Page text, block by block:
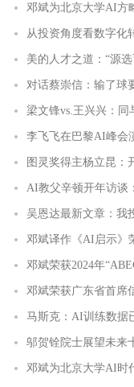
邓斌为北京大学AI方
从投资角度看数字化
美的人才之道：“源
对话蔡崇信：输了球
梁文锋vs.王兴兴：同
李飞飞在巴黎AI峰会
图灵奖得主杨立昆：
AI教父辛顿开年访谈
吴恩达最新文章：我
邓斌译作《AI启示》
邓斌荣获2024年
邓斌荣获广东省首席
马斯克：AI训练数据
邬贺铨院士展望未来
邓斌为北京大学AI时